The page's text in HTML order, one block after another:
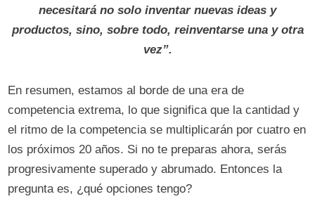
necesitará no solo inventar nuevas ideas y
productos, sino, sobre todo, reinventarse una y otra
vez”.
En resumen, estamos al borde de una era de
competencia extrema, lo que significa que la cantidad y
el ritmo de la competencia se multiplicarán por cuatro en
los próximos 20 años. Si no te preparas ahora, serás
progresivamente superado y abrumado. Entonces la
pregunta es, ¿qué opciones tengo?